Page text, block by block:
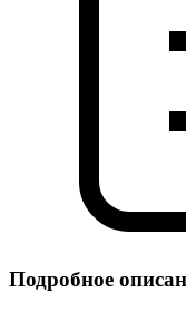
Подробное